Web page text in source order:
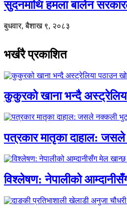
सुदनमाथि हमला बालेन
बुधवार, बैशाख ९, २०८३
भर्खरै प्रकाशित
कुकुरको खाना भन्दै
पत्रकार मातृका दाहाल: जसले
विश्लेषण: नेपालीको